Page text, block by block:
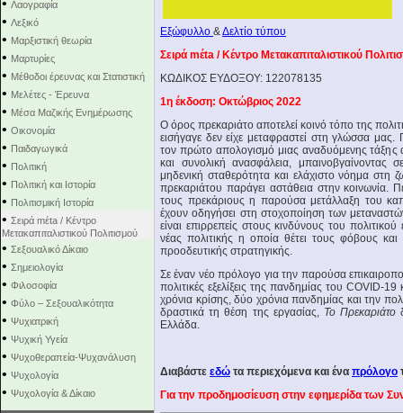
• Λαογραφία
• Λεξικό
• Μαρξιστική θεωρία
• Μαρτυρίες
• Μέθοδοι έρευνας και Στατιστική
• Μελέτες - Έρευνα
• Μέσα Μαζικής Ενημέρωσης
• Οικονομία
• Παιδαγωγικά
• Πολιτική
• Πολιτική και Ιστορία
• Πολιτισμική Ιστορία
• Σειρά mέta / Κέντρο
Μετακαπιταλιστικού Πολιτισμού
• Σεξουαλικό Δίκαιο
• Σημειολογία
• Φιλοσοφία
• Φύλο – Σεξουαλικότητα
• Ψυχιατρική
• Ψυχική Υγεία
• Ψυχοθεραπεία-Ψυχανάλυση
• Ψυχολογία
• Ψυχολογία & Δίκαιο
Εξώφυλλο &Δελτίο τύπου
Σειρά mέta / Κέντρο Μετακαπιταλιστικού
KΩΔΙΚΟΣ ΕΥΔΟΞΟΥ: 122078135
1η έκδοση: Oκτώβριος 2022
Ο όρος πρεκαριάτο αποτελεί κοινό τόπο της
εισήγαγε δεν είχε μεταφραστεί στη γλώσσα
τον πρώτο απολογισμό μιας αναδυόμενης
και συνολική ανασφάλεια, μπαινοβγαίνοντας
μηδενική σταθερότητα και ελάχιστο νόημα
πρεκαριάτου παράγει αστάθεια στην κοινωνία.
τους πρεκάριους η παρούσα μετάλλαξη του
έχουν οδηγήσει στη στοχοποίηση των
είναι επιρρεπείς στους κινδύνους του
νέας πολιτικής η οποία θέτει τους φόβους
προοδευτικής στρατηγικής.
Σε έναν νέο πρόλογο για την παρούσα
πολιτικές εξελίξεις της πανδημίας του COVID-
χρόνια κρίσης, δύο χρόνια πανδημίας και την
δραστικά τη θέση της εργασίας, Το Πρεκαριάτο
Ελλάδα.
Διαβάστε εδώ τα περιεχόμενα και ένα πρόλογο
Για την προδημοσίευση στην εφημερίδα των